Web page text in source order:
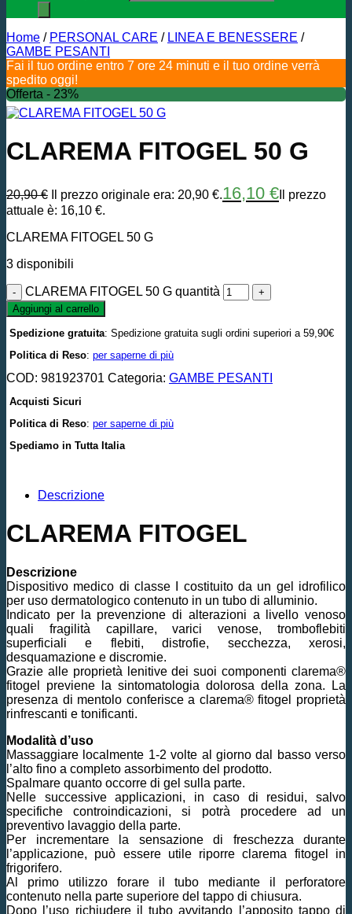
Home / PERSONAL CARE / LINEA E BENESSERE /
GAMBE PESANTI
Fai il tuo ordine entro 7 ore 24 minuti e il tuo ordine verrà
spedito oggi!
Offerta - 23%
CLAREMA FITOGEL 50 G
20,90€ Il prezzo originale era: 20,90 €.16,10 € Il prezzo
attuale è: 16,10 €.
CLAREMA FITOGEL 50 G
3 disponibili
CLAREMA FITOGEL 50 G quantità
Aggiungi al carrello
Spedizione gratuita: Spedizione gratuita sugli ordini superiori a 59,90€
Politica di Reso: per saperne di più
COD: 981923701 Categoria: GAMBE PESANTI
Acquisti Sicuri
Politica di Reso: per saperne di più
Spediamo in Tutta Italia
Descrizione
CLAREMA FITOGEL
Descrizione
Dispositivo medico di classe I costituito da un gel idrofilico
per uso dermatologico contenuto in un tubo di alluminio.
Indicato per la prevenzione di alterazioni a livello venoso
quali fragilità capillare, varici venose, tromboflebiti
superficiali e flebiti, distrofie, secchezza, xerosi,
desquamazione e discromie.
Grazie alle proprietà lenitive dei suoi componenti clarema®
fitogel previene la sintomatologia dolorosa della zona. La
presenza di mentolo conferisce a clarema® fitogel proprietà
rinfrescanti e tonificanti.
Modalità d’uso
Massaggiare localmente 1-2 volte al giorno dal basso verso
l’alto fino a completo assorbimento del prodotto.
Spalmare quanto occorre di gel sulla parte.
Nelle successive applicazioni, in caso di residui, salvo
specifiche controindicazioni, si potrà procedere ad un
preventivo lavaggio della parte.
Per incrementare la sensazione di freschezza durante
l’applicazione, può essere utile riporre clarema fitogel in
frigorifero.
Al primo utilizzo forare il tubo mediante il perforatore
contenuto nella parte superiore del tappo di chiusura.
Dopo l’uso richiudere il tubo avvitando l’apposito tappo di